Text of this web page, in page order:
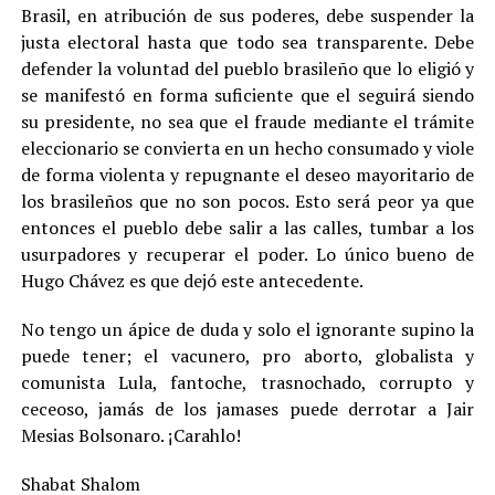
Brasil, en atribución de sus poderes, debe suspender la
justa electoral hasta que todo sea transparente. Debe
defender la voluntad del pueblo brasileño que lo eligió y
se manifestó en forma suficiente que el seguirá siendo
su presidente, no sea que el fraude mediante el trámite
eleccionario se convierta en un hecho consumado y viole
de forma violenta y repugnante el deseo mayoritario de
los brasileños que no son pocos. Esto será peor ya que
entonces el pueblo debe salir a las calles, tumbar a los
usurpadores y recuperar el poder. Lo único bueno de
Hugo Chávez es que dejó este antecedente.
No tengo un ápice de duda y solo el ignorante supino la
puede tener; el vacunero, pro aborto, globalista y
comunista Lula, fantoche, trasnochado, corrupto y
ceceoso, jamás de los jamases puede derrotar a Jair
Mesias Bolsonaro. ¡Carahlo!
Shabat Shalom